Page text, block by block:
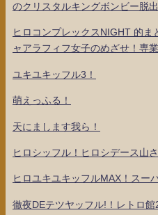
のクリスタルキングボンビー脱
ヒロコンプレックスNIGHT 的
ャアラフィフ女子のめざせ！専
ユキユキッフル3！
萌えっふる！
天にまします我ら！
ヒロシッフル！ヒロシデース山
ヒロユキユキッフルMAX！スー
徹夜DEテツヤッフル!！レトロ館